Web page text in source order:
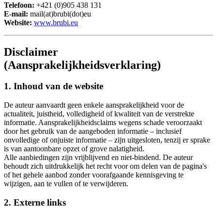
Telefoon: +421 (0)905 438 131
E-mail: mail(at)brubi(dot)eu
Website: www.brubi.eu
Disclaimer
(Aansprakelijkheidsverklaring)
1. Inhoud van de website
De auteur aanvaardt geen enkele aansprakelijkheid voor de
actualiteit, juistheid, volledigheid of kwaliteit van de verstrekte
informatie. Aansprakelijkheidsclaims wegens schade veroorzaakt
door het gebruik van de aangeboden informatie – inclusief
onvolledige of onjuiste informatie – zijn uitgesloten, tenzij er sprake
is van aantoonbare opzet of grove nalatigheid.
Alle aanbiedingen zijn vrijblijvend en niet-bindend. De auteur
behoudt zich uitdrukkelijk het recht voor om delen van de pagina's
of het gehele aanbod zonder voorafgaande kennisgeving te
wijzigen, aan te vullen of te verwijderen.
2. Externe links